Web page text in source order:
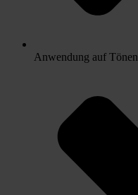
Anwendung auf Tönen